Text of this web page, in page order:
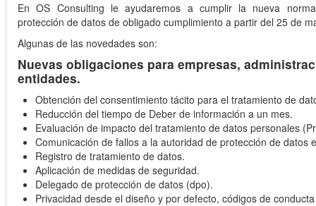
En OS Consulting le ayudaremos a cumplir la nueva
protección de datos de obligado cumplimiento a partir del 25 de
Algunas de las novedades son:
Nuevas obligaciones para empresas,
entidades.
Obtención del consentimiento tácito para el tratamiento de
Reducción del tiempo de Deber de información a un mes.
Evaluación de impacto del tratamiento de datos personales
Comunicación de fallos a la autoridad de protección de datos
Registro de tratamiento de datos.
Aplicación de medidas de seguridad.
Delegado de protección de datos (dpo).
Privacidad desde el diseño y por defecto, códigos de